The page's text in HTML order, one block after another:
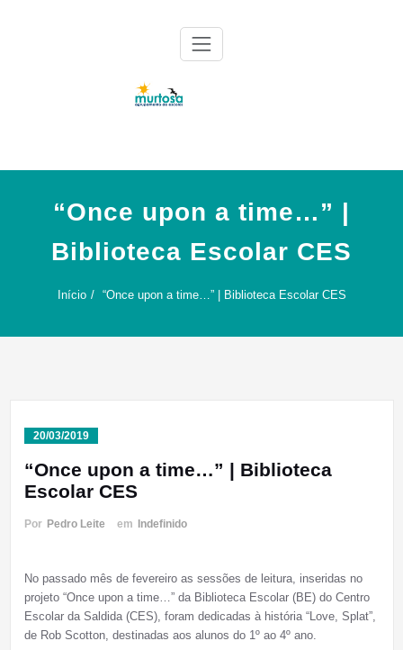
“Once upon a time…” |
Biblioteca Escolar CES
Início “Once upon a time…” | Biblioteca Escolar CES
20/03/2019
“Once upon a time…” | Biblioteca
Escolar CES
Por Pedro Leite em Indefinido
No passado mês de fevereiro as sessões de leitura, inseridas no
projeto “Once upon a time…” da Biblioteca Escolar (BE) do Centro
Escolar da Saldida (CES), foram dedicadas à história “Love, Splat”,
de Rob Scotton, destinadas aos alunos do 1º ao 4º ano.